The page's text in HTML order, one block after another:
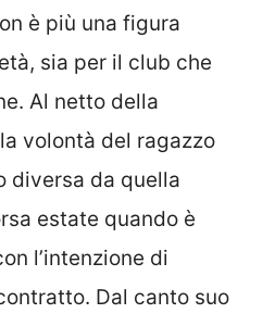
è più una figura
sia per il club che
Al netto della
volontà del ragazzo
diversa da quella
estate quando è
l’intenzione di
Dal canto suo